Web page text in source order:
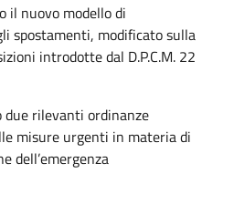
il nuovo modello di
spostamenti, modificato sulla
introdotte dal D.P.C.M. 22
due rilevanti ordinanze
misure urgenti in materia di
dell’emergenza